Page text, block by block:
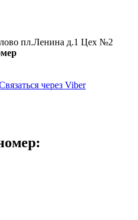
пл.Ленина д.1 Цех №2